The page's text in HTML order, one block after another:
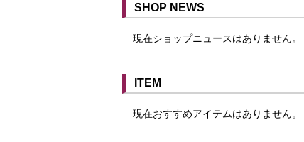
SHOP NEWS
現在ショップニュースはありません。
ITEM
現在おすすめアイテムはありません。